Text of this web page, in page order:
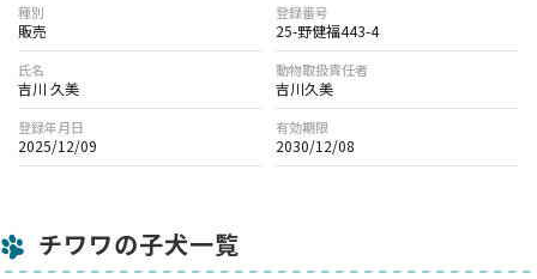
種別
販売
登録番号
25-野健福443-4
氏名
吉川 久美
動物取扱責任者
吉川久美
登録年月日
2025/12/09
有効期限
2030/12/08
チワワの子犬一覧